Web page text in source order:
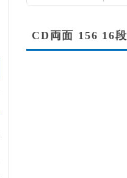
CD両面 156 16段